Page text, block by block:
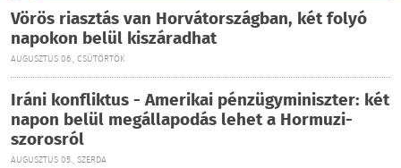
Vörös riasztás van Horvátországban, két folyó
napokon belül kiszáradhat
AUGUSZTUS 06., CSÜTÖRTÖK
Iráni konfliktus - Amerikai pénzügyminiszter: két
napon belül megállapodás lehet a Hormuzi-
szorosról
AUGUSZTUS 05., SZERDA